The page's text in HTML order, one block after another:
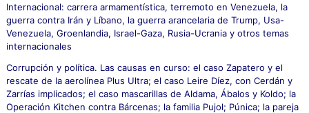
r
:
Internacional: carrera armamentística, terremoto en Venezuela, la
guerra contra Irán y Líbano, la guerra arancelaria de Trump, Usa-
Venezuela, Groenlandia, Israel-Gaza, Rusia-Ucrania y otros temas
internacionales
Corrupción y política. Las causas en curso: el caso Zapatero y el
rescate de la aerolínea Plus Ultra; el caso Leire Díez, con Cerdán y
Zarrías implicados; el caso mascarillas de Aldama, Ábalos y Koldo; la
Operación Kitchen contra Bárcenas; la familia Pujol; Púnica; la pareja